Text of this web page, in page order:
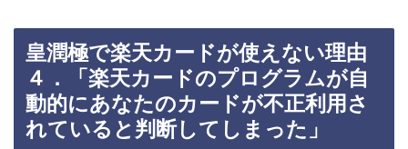
皇潤極で楽天カードが使えない理由
４．「楽天カードのプログラムが自
動的にあなたのカードが不正利用さ
れていると判断してしまった」